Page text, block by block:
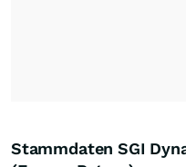
Stammdaten SGI